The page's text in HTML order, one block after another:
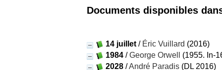
Documents disponibles
14 juillet / Éric Vuillard (2016)
1984 /George Orwell
(1955. In-
2028 /André Paradis (DL 2016)